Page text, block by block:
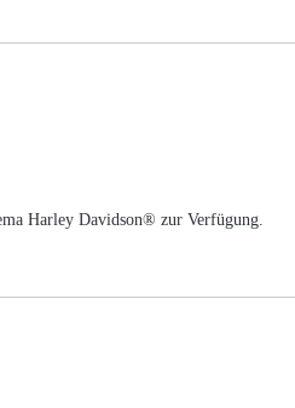
Harley Davidson® zur Verfügung.